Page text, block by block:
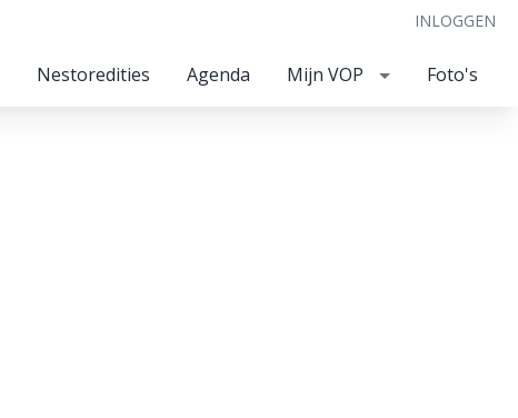
INLOGGEN
Nestoredities Agenda Mijn VOP Foto's